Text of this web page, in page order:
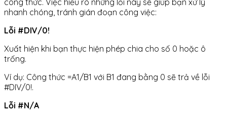
nhanh chóng, tránh gián đoạn công việc:
Lỗi #DIV/0!
Xuất hiện khi bạn thực hiện phép chia cho số 0 hoặc ô
trống.
Ví dụ: Công thức =A1/B1 với B1 đang bằng 0 sẽ trả về lỗi
#DIV/0!.
Lỗi #N/A